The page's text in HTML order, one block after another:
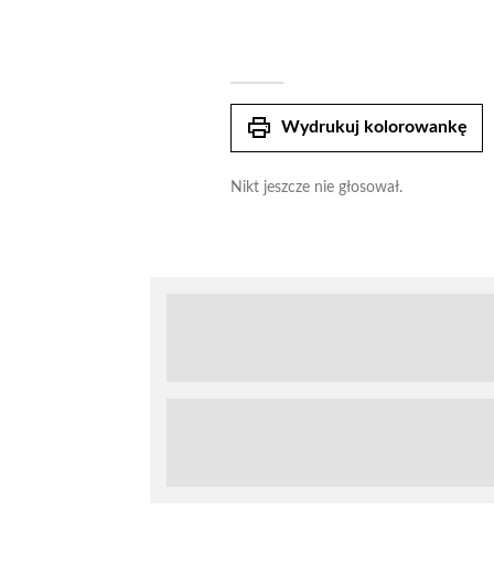
print Wydrukuj kolorowankę
Nikt jeszcze nie głosował.